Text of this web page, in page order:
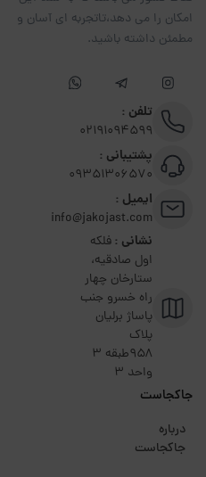
امکان را می دهد،تاتجربه ای آسان و
مطمئن داشته باشید.
تلفن :
02191094599
پشتیبانی :
09351306570
ایمیل :
info@jakojast.com
نشانی :فلکه
اول صادقیه،
ستارخان چهار
راه خسرو جنب
پاساژ برلیان
پلاک
۹۵۸طبقه 3
واحد 3
جاکجاست
درباره
جاکجاست